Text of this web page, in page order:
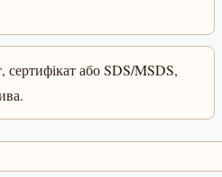
сертифікат або SDS/MSDS,